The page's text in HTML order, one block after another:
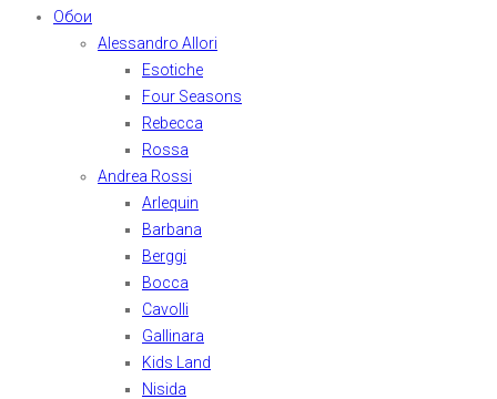
Обои
Alessandro Allori
Esotiche
Four Seasons
Rebecca
Rossa
Andrea Rossi
Arlequin
Barbana
Berggi
Bocca
Cavolli
Gallinara
Kids Land
Nisida